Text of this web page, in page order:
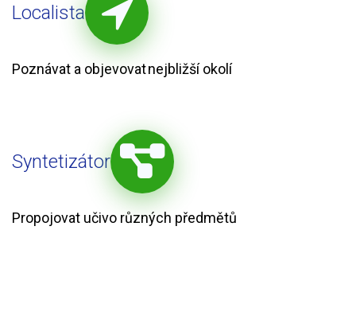
Localista
Poznávat a objevovat nejbližší okolí
Syntetizátor
Propojovat učivo různých předmětů